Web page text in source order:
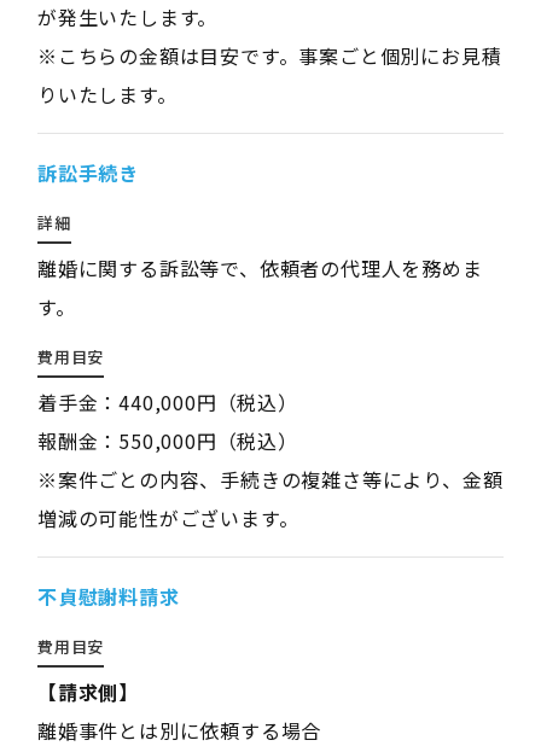
が発生いたします。
※こちらの金額は目安です。事案ごと個別にお見積
りいたします。
訴訟手続き
詳細
離婚に関する訴訟等で、依頼者の代理人を務めま
す。
費用目安
着手金：440,000円（税込）
報酬金：550,000円（税込）
※案件ごとの内容、手続きの複雑さ等により、金額
増減の可能性がございます。
不貞慰謝料請求
費用目安
【請求側】
離婚事件とは別に依頼する場合